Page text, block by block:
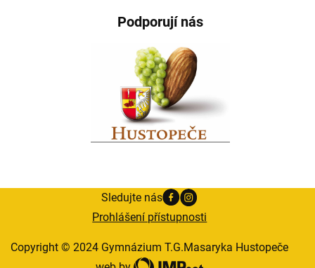
Podporují nás
Sledujte nás
Prohlášení přístupnosti
Copyright © 2024 Gymnázium T.G.Masaryka Hustopeče